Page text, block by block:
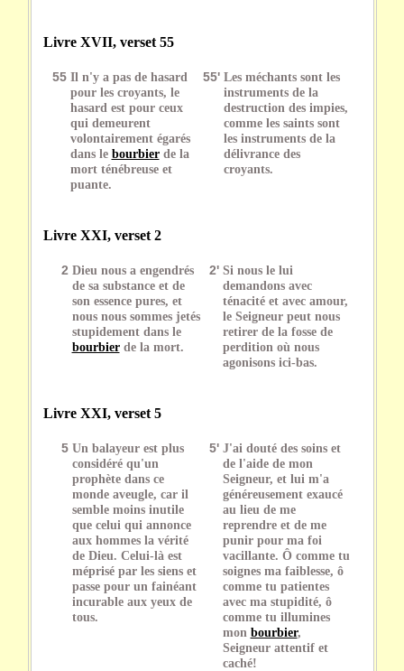
Livre XVII, verset 55
55 Il n'y a pas de hasard
pour les croyants, le
hasard est pour ceux
qui demeurent
volontairement égarés
dans le bourbierde la
mort ténébreuse et
puante.
55' Les méchants sont les
instruments de la
destruction des impies,
comme les saints sont
les instruments de la
délivrance des
croyants.
Livre XXI, verset 2
2 Dieu nous a engendrés
de sa substance et de
son essence pures, et
nous nous sommes jetés
stupidement dans le
bourbierde la mort.
2' Si nous le lui
demandons avec
ténacité et avec amour,
le Seigneur peut nous
retirer de la fosse de
perdition où nous
agonisons ici-bas.
Livre XXI, verset 5
5 Un balayeur est plus
considéré qu'un
prophète dans ce
monde aveugle, car il
semble moins inutile
que celui qui annonce
aux hommes la vérité
de Dieu. Celui-là est
méprisé par les siens et
passe pour un fainéant
incurable aux yeux de
tous.
5' J'ai douté des soins et
de l'aide de mon
Seigneur, et lui m'a
généreusement exaucé
au lieu de me
reprendre et de me
punir pour ma foi
vacillante. Ô comme tu
soignes ma faiblesse, ô
comme tu patientes
avec ma stupidité, ô
comme tu illumines
mon bourbier,
Seigneur attentif et
caché!